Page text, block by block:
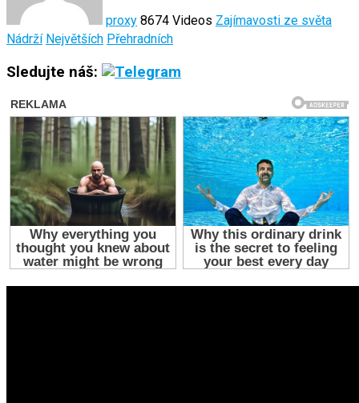
proxy 8674 Videos Zajímavosti ze světa
Nádrží Největších Přehradních
Sledujte náš: